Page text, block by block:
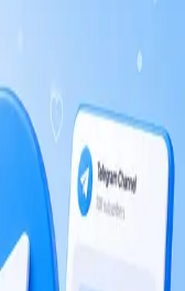
Choose plan
TelegramMember
خدمات نمو تيليجرام
الطويل.
TM غير تابع لـ Telegram Messenger LLP.